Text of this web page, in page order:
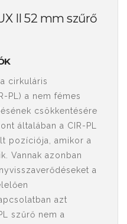
II 52 mm szűrő
cirkuláris
PL) a nem fémes
csökkentésére
általában a CIR-PL
pozíciója, amikor a
Vannak azonban
a
azt
szűrő nem a